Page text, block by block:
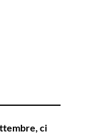
ci